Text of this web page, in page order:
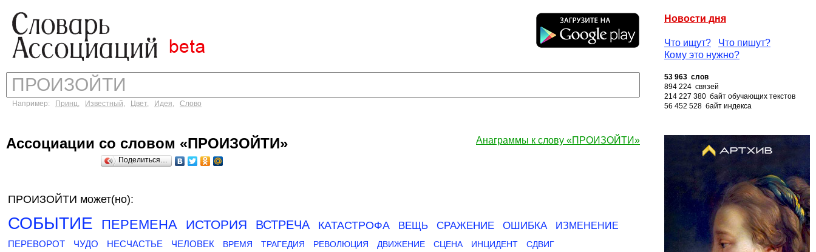
Новости дня
Что ищут?
Что пишут?
Кому это нужно?
Например: Принц, Известный, Цвет, Идея, Слово
53 963 слов
894 224 связей
214 227 380 байт обучающих текстов
56 452 528 байт индекса
Анаграммы к слову «ПРОИЗОЙТИ»
Ассоциации со словом «ПРОИЗОЙТИ»
Поделиться…
ПРОИЗОЙТИ может(но):
СОБЫТИЕ ПЕРЕМЕНА ИСТОРИЯ ВСТРЕЧА КАТАСТРОФА ВЕЩЬ СРАЖЕНИЕ ОШИБКА
ИЗМЕНЕНИЕ
ПЕРЕВОРОТ
ЧУДО НЕСЧАСТЬЕ ЧЕЛОВЕК ВРЕМЯ ТРАГЕДИЯ РЕВОЛЮЦИЯ ДВИЖЕНИЕ СЦЕНА ИНЦИДЕНТ
СДВИГ